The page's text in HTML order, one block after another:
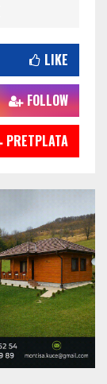
LIKE
FOLLOW
PRETPLATA